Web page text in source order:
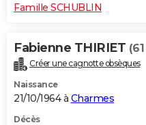
CARTE DE VOEUX
Dictionnaire
Biographies
Citations
Expressions
Proverbes
PROGRAMME TV
COPAINS D'AVANT
S'inscrire
Se connecter
Lycées
Collèges
Primaires
Universités
Entreprises
Service militaire
Avis de recherche
AVIS DE DÉCÈS
Famille SCHUBLIN
Fabienne THIRIET
Créer une cagnotte obsèques
Naissance
21/10/1964 à Charmes
Décès